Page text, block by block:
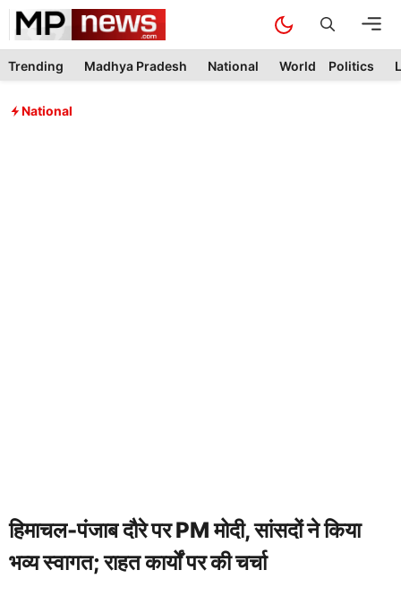
Skip
content
Trending Madhya Pradesh National World Politics
National
हिमाचल-पंजाब दौरे पर PM मोदी, सांसदों ने किया
भव्य स्वागत; राहत कार्यों पर की चर्चा